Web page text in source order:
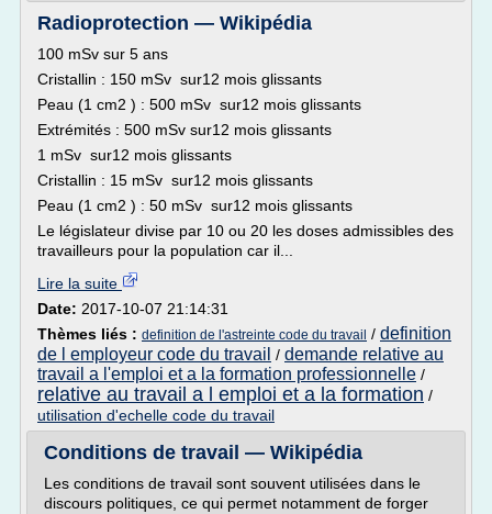
Radioprotection — Wikipédia
100 mSv sur 5 ans
Cristallin : 150 mSv sur12 mois glissants
Peau (1 cm2 ) : 500 mSv sur12 mois glissants
Extrémités : 500 mSv sur12 mois glissants
1 mSv sur12 mois glissants
Cristallin : 15 mSv sur12 mois glissants
Peau (1 cm2 ) : 50 mSv sur12 mois glissants
Le législateur divise par 10 ou 20 les doses admissibles des
travailleurs pour la population car il...
Lire la suite
Date: 2017-10-07 21:14:31
Thèmes liés : definition de l'astreinte code du travail / definition
de l employeur code du travail / demande relative au
travail a l'emploi et a la formation professionnelle /
relative au travail a l emploi et a la formation /
utilisation d'echelle code du travail
Conditions de travail — Wikipédia
Les conditions de travail sont souvent utilisées dans le
discours politiques, ce qui permet notamment de forger